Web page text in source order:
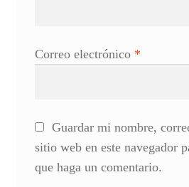
Correo electrónico *
Guardar mi nombre,
sitio web en este navegador
que haga un comentario.